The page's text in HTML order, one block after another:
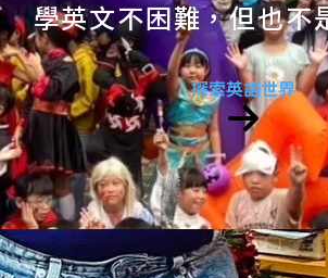
學英文不困難，但也不
探索英語世界